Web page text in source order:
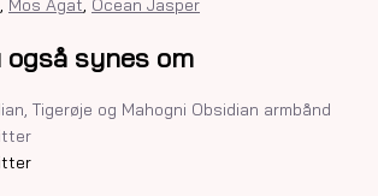
Mos Agat Ocean Jasper
også synes om